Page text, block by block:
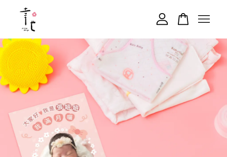
您的購物車目前還是空的。
繼續購物